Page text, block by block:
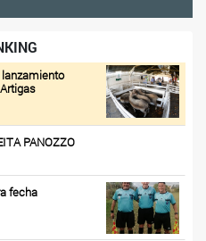
lanzamiento
PANOZZO
fecha